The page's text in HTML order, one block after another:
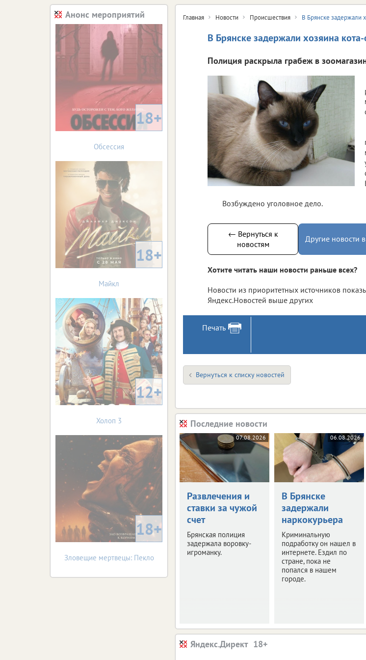
Главная Новости Происшествия В Брянске задержали
В Брянске задержали хозяина
Полиция раскрыла грабеж в
Возбуждено уголовное дело.
← Вернуться к
новостям
Другие новости в
Хотите читать наши новости раньше всех?
Новости из приоритетных источников
Яндекс.Новостей выше других
Печать
Вернуться к списку новостей
Последние новости
07.08.2026
Развлечения и
ставки за чужой
счет
Брянская полиция
задержала воровку-
игроманку.
06.08.2026
В Брянске
задержали
наркокурьера
Криминальную
подработку он нашел в
интернете. Ездил по
стране, пока не
попался в нашем
городе.
Яндекс.Директ
Анонс мероприятий
18+
Обсессия
18+
Майкл
12+
Холоп 3
18+
Зловещие мертвецы: Пекло